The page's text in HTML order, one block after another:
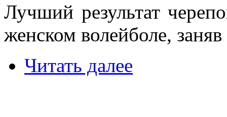
Лучший результат
женском волейболе,
Читать далее